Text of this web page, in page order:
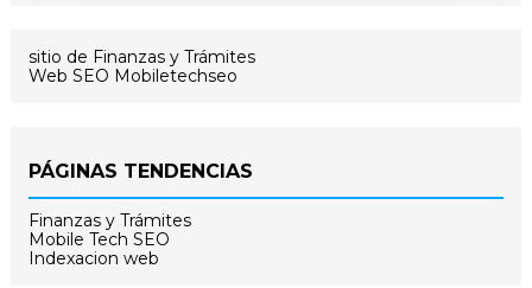
sitio de Finanzas y Trámites
Web SEO Mobiletechseo
PÁGINAS TENDENCIAS
Finanzas y Trámites
Mobile Tech SEO
Indexacion web